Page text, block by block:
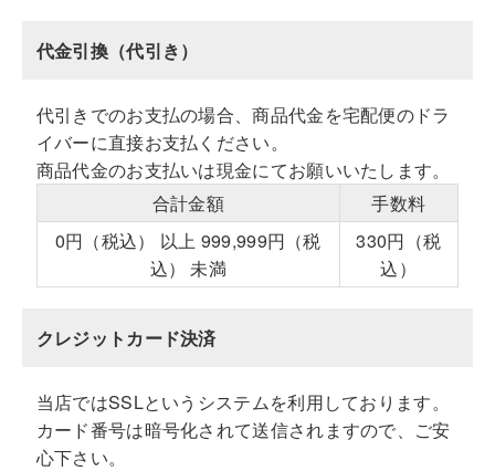
代金引換（代引き）
代引きでのお支払の場合、商品代金を宅配便のドラ
イバーに直接お支払ください。
商品代金のお支払いは現金にてお願いいたします。
合計金額
手数料
0円（税込） 以上 999,999円（税
込） 未満
330円（税
込）
クレジットカード決済
当店ではSSLというシステムを利用しております。
カード番号は暗号化されて送信されますので、ご安
心下さい。